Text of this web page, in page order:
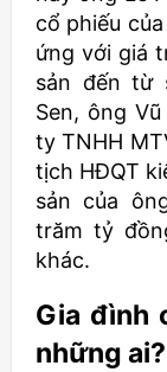
cổ phiếu
ứng với giá
sản đến từ
Sen, ông
ty TNHH
tịch HĐQT
sản của
trăm tỷ
khác.
Gia đình
những ai?